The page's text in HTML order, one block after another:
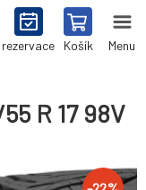
rezervace Košík Menu
R 17 98V